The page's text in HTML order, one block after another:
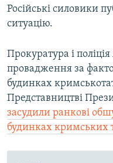
Російські силовики
ситуацію.
Прокуратура і
провадження за
будинках
Представництві
засудили ранкові
будинках кримських